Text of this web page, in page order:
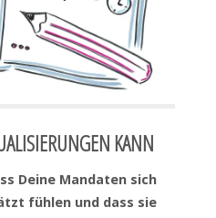
KANN
Deine Mandaten sich
fühlen und dass sie